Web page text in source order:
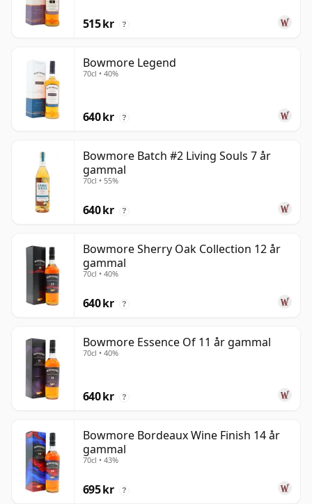
515 kr ?
Bowmore Legend
70cl • 40%
640 kr ?
Bowmore Batch #2 Living Souls 7 år
gammal
70cl • 55%
640 kr ?
Bowmore Sherry Oak Collection 12 år
gammal
70cl • 40%
640 kr ?
Bowmore Essence Of 11 år gammal
70cl • 40%
640 kr ?
Bowmore Bordeaux Wine Finish 14 år
gammal
70cl • 43%
695 kr ?